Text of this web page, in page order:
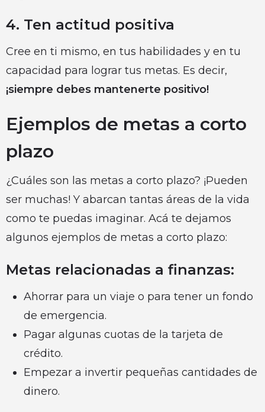
4. Ten actitud positiva
Cree en ti mismo, en tus habilidades y en tu
capacidad para lograr tus metas. Es decir,
¡siempre debes mantenerte positivo!
Ejemplos de metas a corto
plazo
¿Cuáles son las metas a corto plazo? ¡Pueden
ser muchas! Y abarcan tantas áreas de la vida
como te puedas imaginar. Acá te dejamos
algunos ejemplos de metas a corto plazo:
Metas relacionadas a finanzas:
Ahorrar para un viaje o para tener un fondo
de emergencia.
Pagar algunas cuotas de la tarjeta de
crédito.
Empezar a invertir pequeñas cantidades de
dinero.